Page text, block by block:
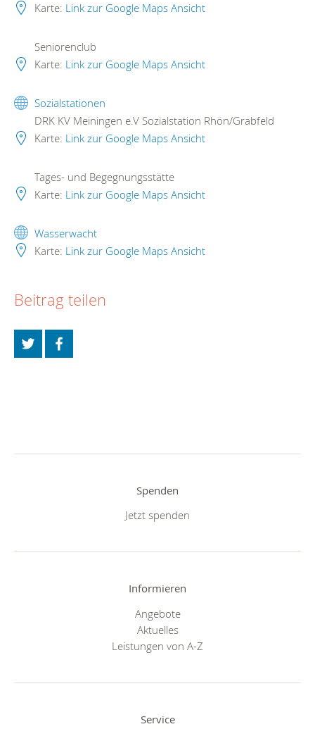
Karte: Link zur Google Maps Ansicht
Seniorenclub
Karte: Link zur Google Maps Ansicht
Sozialstationen
DRK KV Meiningen e.V Sozialstation Rhön/Grabfeld
Karte: Link zur Google Maps Ansicht
Tages- und Begegnungsstätte
Karte: Link zur Google Maps Ansicht
Wasserwacht
Karte: Link zur Google Maps Ansicht
Beitrag teilen
Spenden
Jetzt spenden
Informieren
Angebote
Aktuelles
Leistungen von A-Z
Service